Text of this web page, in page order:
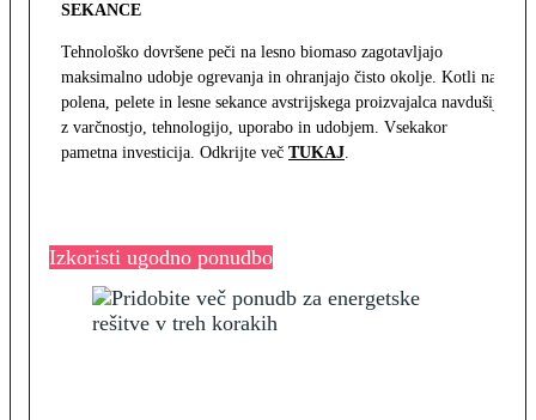
SEKANCE
Tehnološko dovršene peči na lesno biomaso zagotavljajo
maksimalno udobje ogrevanja in ohranjajo čisto okolje. Kotli na
polena, pelete in lesne sekance avstrijskega proizvajalca navdušijo
z varčnostjo, tehnologijo, uporabo in udobjem. Vsekakor
pametna investicija. Odkrijte več TUKAJ.
Izkoristi ugodno ponudbo